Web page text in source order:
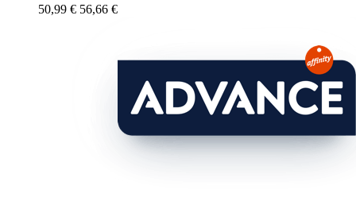
50,99 € 56,66 €